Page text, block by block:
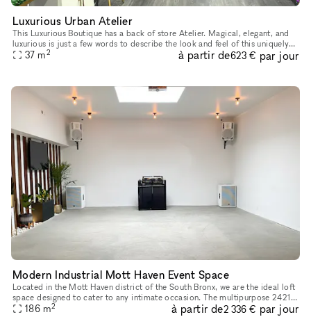
Luxurious Urban Atelier
This Luxurious Boutique has a back of store Atelier. Magical, elegant, and
luxurious is just a few words to describe the look and feel of this uniquely
designed space. Contemporary and sophisticated,
37 m2 à partir de623 € par jour
Modern Industrial Mott Haven Event Space
Located in the Mott Haven district of the South Bronx, we are the ideal loft
space designed to cater to any intimate occasion. The multipurpose 2421
sq ft. space features grid designed glass sliding
186 m2 à partir de2 336 € par jour